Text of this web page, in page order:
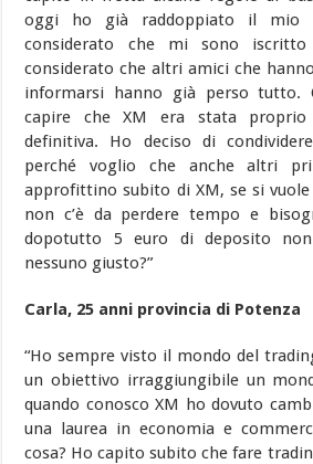
oggi ho già raddoppiato il mio
considerato che mi sono
considerato che altri amici che
informarsi hanno già perso tutto.
capire che XM era stata
definitiva. Ho deciso di
perché voglio che anche altri
approfittino subito di XM, se si
non c’è da perdere tempo e
dopotutto 5 euro di deposito
nessuno giusto?”
Carla, 25 anni provincia di Potenza
“Ho sempre visto il mondo del
un obiettivo irraggiungibile un
quando conosco XM ho dovuto
una laurea in economia e
cosa? Ho capito subito che fare